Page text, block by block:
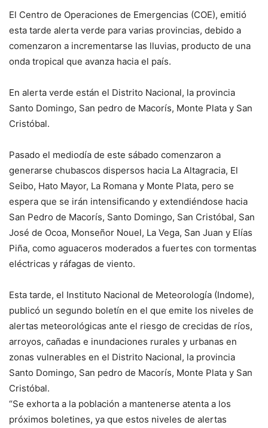
El Centro de Operaciones de Emergencias (COE), emitió
esta tarde alerta verde para varias provincias, debido a
comenzaron a incrementarse las lluvias, producto de una
onda tropical que avanza hacia el país.
En alerta verde están el Distrito Nacional, la provincia
Santo Domingo, San pedro de Macorís, Monte Plata y San
Cristóbal.
Pasado el mediodía de este sábado comenzaron a
generarse chubascos dispersos hacia La Altagracia, El
Seibo, Hato Mayor, La Romana y Monte Plata, pero se
espera que se irán intensificando y extendiéndose hacia
San Pedro de Macorís, Santo Domingo, San Cristóbal, San
José de Ocoa, Monseñor Nouel, La Vega, San Juan y Elías
Piña, como aguaceros moderados a fuertes con tormentas
eléctricas y ráfagas de viento.
Esta tarde, el Instituto Nacional de Meteorología (Indome),
publicó un segundo boletín en el que emite los niveles de
alertas meteorológicas ante el riesgo de crecidas de ríos,
arroyos, cañadas e inundaciones rurales y urbanas en
zonas vulnerables en el Distrito Nacional, la provincia
Santo Domingo, San pedro de Macorís, Monte Plata y San
Cristóbal.
“Se exhorta a la población a mantenerse atenta a los
próximos boletines, ya que estos niveles de alertas